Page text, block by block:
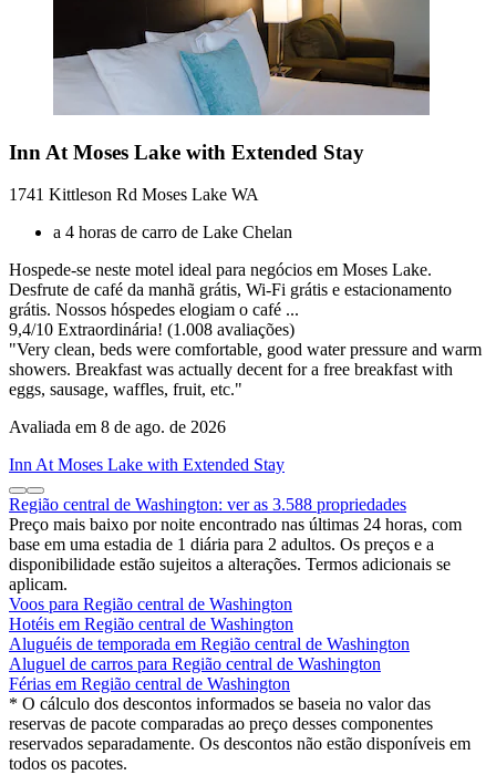
Inn At Moses Lake with Extended Stay
1741 Kittleson Rd Moses Lake WA
a 4 horas de carro de Lake Chelan
Hospede-se neste motel ideal para negócios em Moses Lake.
Desfrute de café da manhã grátis, Wi-Fi grátis e estacionamento
grátis. Nossos hóspedes elogiam o café ...
9,4/10 Extraordinária! (1.008 avaliações)
"Very clean, beds were comfortable, good water pressure and warm
showers. Breakfast was actually decent for a free breakfast with
eggs, sausage, waffles, fruit, etc."
Avaliada em 8 de ago. de 2026
Inn At Moses Lake with Extended Stay
Região central de Washington: ver as 3.588 propriedades
Preço mais baixo por noite encontrado nas últimas 24 horas, com
base em uma estadia de 1 diária para 2 adultos. Os preços e a
disponibilidade estão sujeitos a alterações. Termos adicionais se
aplicam.
Voos para Região central de Washington
Hotéis em Região central de Washington
Aluguéis de temporada em Região central de Washington
Aluguel de carros para Região central de Washington
Férias em Região central de Washington
* O cálculo dos descontos informados se baseia no valor das
reservas de pacote comparadas ao preço desses componentes
reservados separadamente. Os descontos não estão disponíveis em
todos os pacotes.